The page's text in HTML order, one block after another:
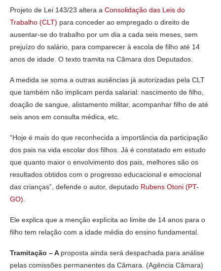
Projeto de Lei 143/23 altera a Consolidação das Leis do
Trabalho (CLT) para conceder ao empregado o direito de
ausentar-se do trabalho por um dia a cada seis meses, sem
prejuízo do salário, para comparecer à escola de filho até 14
anos de idade. O texto tramita na Câmara dos Deputados.
A medida se soma a outras ausências já autorizadas pela CLT
que também não implicam perda salarial: nascimento de filho,
doação de sangue, alistamento militar, acompanhar filho de até
seis anos em consulta médica, etc.
“Hoje é mais do que reconhecida a importância da participação
dos pais na vida escolar dos filhos. Já é constatado em estudo
que quanto maior o envolvimento dos pais, melhores são os
resultados obtidos com o progresso educacional e emocional
das crianças”, defende o autor, deputado Rubens Otoni (PT-
GO)
Ele explica que a menção explícita ao limite de 14 anos para o
filho tem relação com a idade média do ensino fundamental.
Tramitação – A proposta ainda será despachada para análise
pelas comissões permanentes da Câmara. (Agência Câmara)